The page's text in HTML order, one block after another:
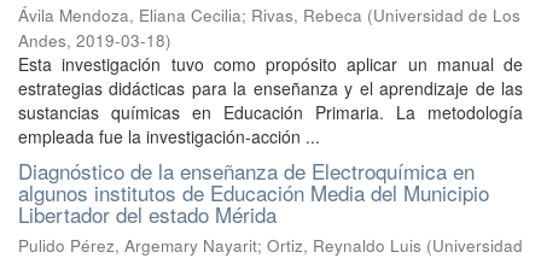
Ávila Mendoza, Eliana Cecilia; Rivas, Rebeca (Universidad de Los
Andes, 2019-03-18)
Esta investigación tuvo como propósito aplicar un manual de
estrategias didácticas para la enseñanza y el aprendizaje de las
sustancias químicas en Educación Primaria. La metodología
empleada fue la investigación-acción ...
Diagnóstico de la enseñanza de Electroquímica en
algunos institutos de Educación Media del Municipio
Libertador del estado Mérida
Pulido Pérez, Argemary Nayarit; Ortiz, Reynaldo Luis (Universidad